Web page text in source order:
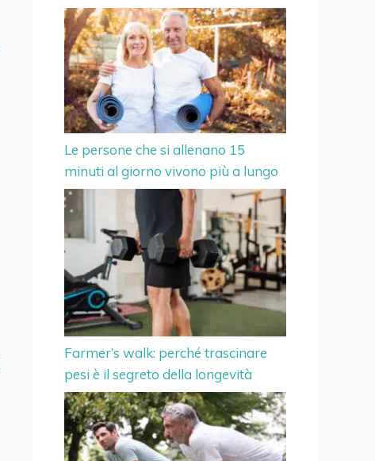
Le persone che si allenano 15
minuti al giorno vivono più a lungo
Farmer’s walk: perché trascinare
pesi è il segreto della longevità